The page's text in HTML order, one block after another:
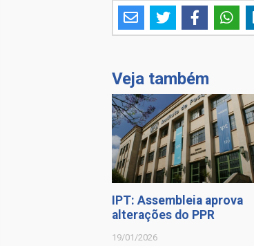
Veja também
IPT: Assembleia aprova
alterações do PPR
19/01/2026